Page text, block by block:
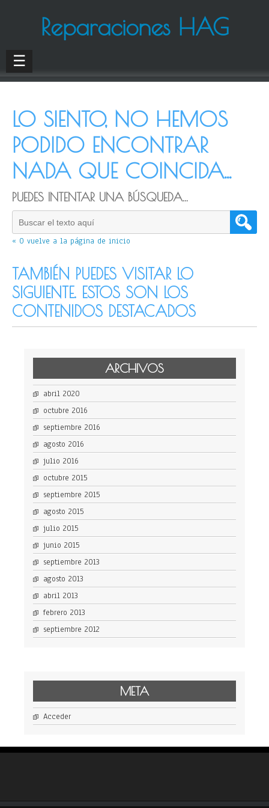
Reparaciones HAG
☰
LO SIENTO, NO HEMOS
PODIDO ENCONTRAR
NADA QUE COINCIDA...
PUEDES INTENTAR UNA BÚSQUEDA...
« O vuelve a la página de inicio
TAMBIÉN PUEDES VISITAR LO
SIGUIENTE. ESTOS SON LOS
CONTENIDOS DESTACADOS
ARCHIVOS
abril 2020
octubre 2016
septiembre 2016
agosto 2016
julio 2016
octubre 2015
septiembre 2015
agosto 2015
julio 2015
junio 2015
septiembre 2013
agosto 2013
abril 2013
febrero 2013
septiembre 2012
META
Acceder